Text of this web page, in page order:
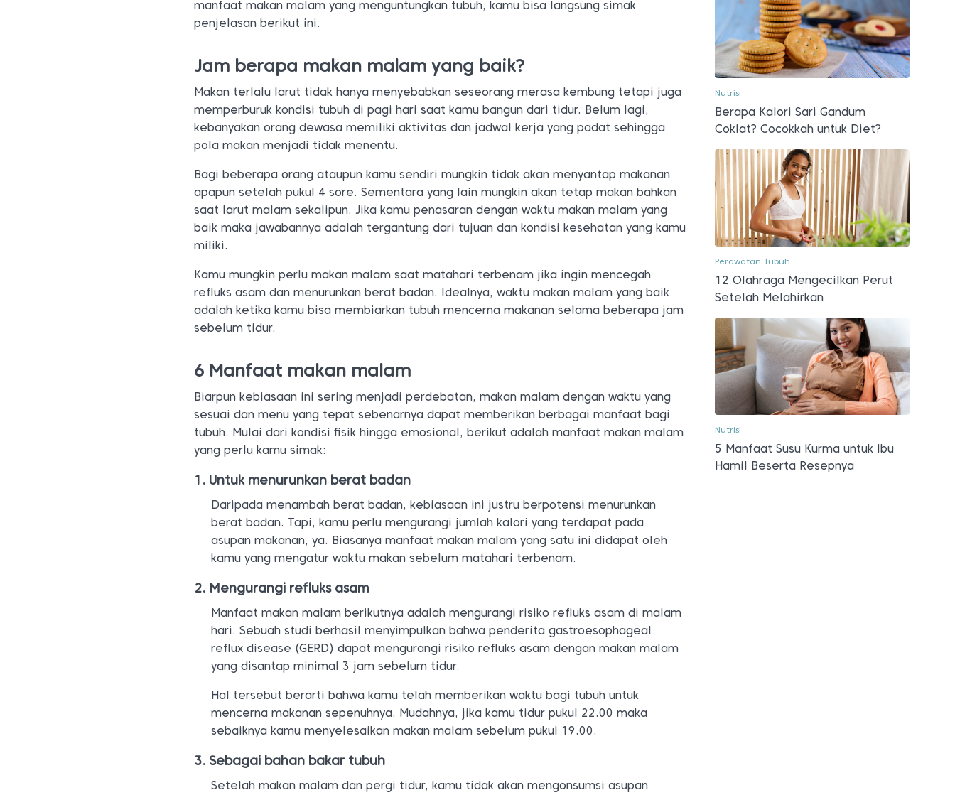
manfaat makan malam yang menguntungkan tubuh, kamu bisa langsung simak
penjelasan berikut ini.
Jam berapa makan malam yang baik?
Makan terlalu larut tidak hanya menyebabkan seseorang merasa kembung tetapi juga
memperburuk kondisi tubuh di pagi hari saat kamu bangun dari tidur. Belum lagi,
kebanyakan orang dewasa memiliki aktivitas dan jadwal kerja yang padat sehingga
pola makan menjadi tidak menentu.
Bagi beberapa orang ataupun kamu sendiri mungkin tidak akan menyantap makanan
apapun setelah pukul 4 sore. Sementara yang lain mungkin akan tetap makan bahkan
saat larut malam sekalipun. Jika kamu penasaran dengan waktu makan malam yang
baik maka jawabannya adalah tergantung dari tujuan dan kondisi kesehatan yang kamu
miliki.
Kamu mungkin perlu makan malam saat matahari terbenam jika ingin mencegah
refluks asam dan menurunkan berat badan. Idealnya, waktu makan malam yang baik
adalah ketika kamu bisa membiarkan tubuh mencerna makanan selama beberapa jam
sebelum tidur.
6 Manfaat makan malam
Biarpun kebiasaan ini sering menjadi perdebatan, makan malam dengan waktu yang
sesuai dan menu yang tepat sebenarnya dapat memberikan berbagai manfaat bagi
tubuh. Mulai dari kondisi fisik hingga emosional, berikut adalah manfaat makan malam
yang perlu kamu simak:
Untuk menurunkan berat badan
Daripada menambah berat badan, kebiasaan ini justru berpotensi menurunkan
berat badan. Tapi, kamu perlu mengurangi jumlah kalori yang terdapat pada
asupan makanan, ya. Biasanya manfaat makan malam yang satu ini didapat oleh
kamu yang mengatur waktu makan sebelum matahari terbenam.
Mengurangi refluks asam
Manfaat makan malam berikutnya adalah mengurangi risiko refluks asam di malam
hari. Sebuah studi berhasil menyimpulkan bahwa penderita gastroesophageal
reflux disease (GERD) dapat mengurangi risiko refluks asam dengan makan malam
yang disantap minimal 3 jam sebelum tidur.
Hal tersebut berarti bahwa kamu telah memberikan waktu bagi tubuh untuk
mencerna makanan sepenuhnya. Mudahnya, jika kamu tidur pukul 22.00 maka
sebaiknya kamu menyelesaikan makan malam sebelum pukul 19.00.
Sebagai bahan bakar tubuh
Setelah makan malam dan pergi tidur, kamu tidak akan mengonsumsi asupan
Nutrisi
Berapa Kalori Sari Gandum
Coklat? Cocokkah untuk Diet?
Perawatan Tubuh
12 Olahraga Mengecilkan Perut
Setelah Melahirkan
Nutrisi
5 Manfaat Susu Kurma untuk Ibu
Hamil Beserta Resepnya